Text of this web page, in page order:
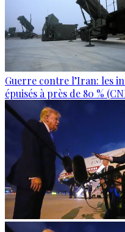
Guerre contre l’Iran: les
épuisés à près de 80 %